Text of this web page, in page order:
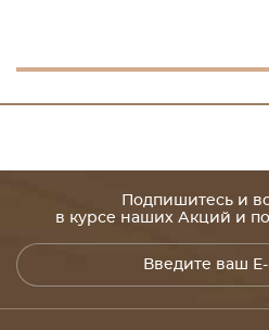
Подпишитесь и
в курсе наших Акций и